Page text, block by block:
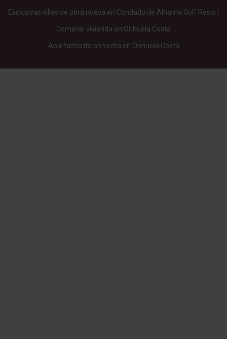
Exclusivas villas de obra nueva en Condado de Alhama Golf Resort
Comprar vivienda en Orihuela Costa
Apartamento en venta en Orihuela Costa